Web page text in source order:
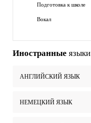
Подготовка к школе
Вокал
Иностранные языки
АНГЛИЙСКИЙ ЯЗЫК
НЕМЕЦКИЙ ЯЗЫК